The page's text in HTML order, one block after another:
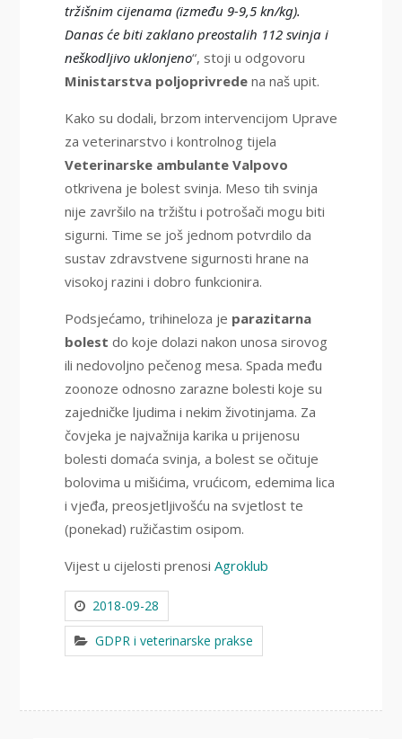
tržišnim cijenama (između 9-9,5 kn/kg).
Danas će biti zaklano preostalih 112 svinja i
neškodljivo uklonjeno“, stoji u odgovoru
Ministarstva poljoprivredena naš upit.
Kako su dodali, brzom intervencijom Uprave
za veterinarstvo i kontrolnog tijela
Veterinarske ambulante Valpovo
otkrivena je bolest svinja. Meso tih svinja
nije završilo na tržištu i potrošači mogu biti
sigurni. Time se još jednom potvrdilo da
sustav zdravstvene sigurnosti hrane na
visokoj razini i dobro funkcionira.
Podsjećamo, trihineloza je parazitarna
bolest do koje dolazi nakon unosa sirovog
ili nedovoljno pečenog mesa. Spada među
zoonoze odnosno zarazne bolesti koje su
zajedničke ljudima i nekim životinjama. Za
čovjeka je najvažnija karika u prijenosu
bolesti domaća svinja, a bolest se očituje
bolovima u mišićima, vrućicom, edemima lica
i vjeđa, preosjetljivošću na svjetlost te
(ponekad) ružičastim osipom.
Vijest u cijelosti prenosi Agroklub
2018-09-28
GDPR i veterinarske prakse